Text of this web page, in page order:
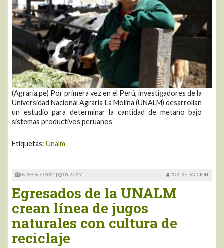
(Agraria.pe) Por primera vez en el Perú, investigadores de la
Universidad Nacional Agraria La Molina (UNALM) desarrollan
un estudio para determinar la cantidad de metano bajo
sistemas productivos peruanos
Etiquetas: Unalm
06 AGOSTO 2021 | 09:27 AM POR: REDACCIÓN
Egresados de la UNALM
crean línea de jugos
naturales con cultura de
reciclaje